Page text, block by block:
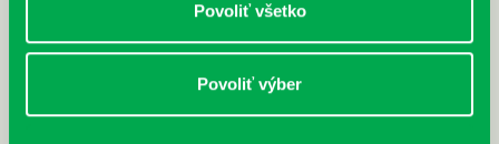
Povoliť všetko
Povoliť výber